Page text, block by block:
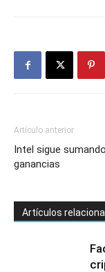
Artículo anterior
Intel sigue sumando
ganancias
Artículos